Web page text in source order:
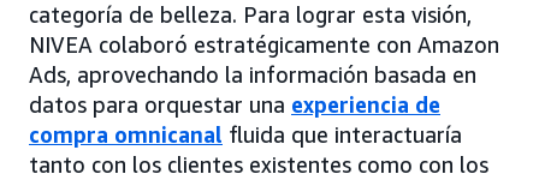
categoría de belleza. Para lograr esta visión,
NIVEA colaboró estratégicamente con Amazon
Ads, aprovechando la información basada en
datos para orquestar una experiencia de
compra omnicanal fluida que interactuaría
tanto con los clientes existentes como con los